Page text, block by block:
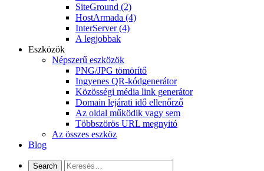
SiteGround (2)
HostArmada (4)
InterServer(4)
A legjobbak
Eszközök
Népszerű eszközök
PNG/JPG tömörítő
Ingyenes QR-kódgenerátor
Közösségi média link generátor
Domain lejárati idő ellenőrző
Az oldal működik vagy sem
Többszörös URL megnyitó
Az összes eszköz
Blog